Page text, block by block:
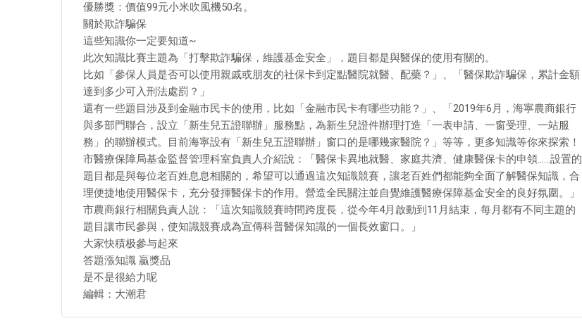
優勝獎：價值99元小米吹風機50名。
關於欺詐騙保
這些知識你一定要知道~
此次知識比賽主題為「打擊欺詐騙保，維護基金安全」，題目都是與醫保的使用有關的。
比如「參保人員是否可以使用親戚或朋友的社保卡到定點醫院就醫、配藥？」、「醫保欺詐騙保，累計金額
達到多少可入刑法處罰？」
還有一些題目涉及到金融市民卡的使用，比如「金融市民卡有哪些功能？」、「2019年6月，海寧農商銀行
與多部門聯合，設立「新生兒五證聯辦」服務點，為新生兒證件辦理打造「一表申請、一窗受理、一站服
務」的聯辦模式。目前海寧設有「新生兒五證聯辦」窗口的是哪幾家醫院？」等等，更多知識等你來探索！
市醫療保障局基金監督管理科室負責人介紹說：「醫保卡異地就醫、家庭共濟、健康醫保卡的申領……設置的
題目都是與每位老百姓息息相關的，希望可以通過這次知識競賽，讓老百姓們都能夠全面了解醫保知識，合
理便捷地使用醫保卡，充分發揮醫保卡的作用。營造全民關注並自覺維護醫療保障基金安全的良好氛圍。」
市農商銀行相關負責人說：「這次知識競賽時間跨度長，從今年4月啟動到11月結束，每月都有不同主題的
題目讓市民參與，使知識競賽成為宣傳科普醫保知識的一個長效窗口。」
大家快積极參与起來
答題漲知識 贏獎品
是不是很給力呢
編輯：大潮君